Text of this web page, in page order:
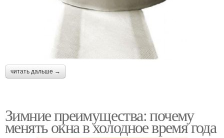
читать дальше →
Зимние преимущества: почему
менять окна в холодное время года